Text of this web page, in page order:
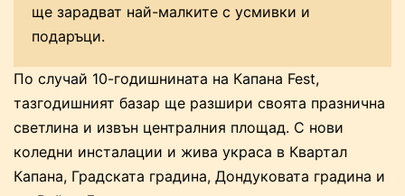
ще зарадват най-малките с усмивки и
подаръци.
По случай 10-годишнината на Капана Fest,
тазгодишният базар ще разшири своята празнична
светлина и извън централния площад. С нови
коледни инсталации и жива украса в Квартал
Капана, Градската градина, Дондуковата градина и